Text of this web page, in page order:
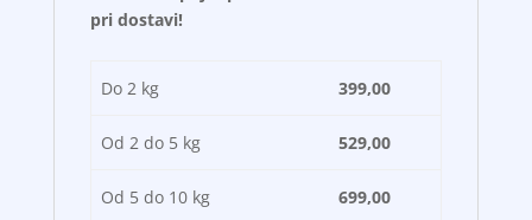
pri dostavi!
Do 2 kg 399,00
Od 2 do 5 kg 529,00
Od 5 do 10 kg 699,00